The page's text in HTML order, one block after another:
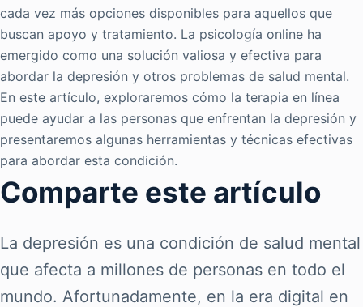
cada vez más opciones disponibles para aquellos que
buscan apoyo y tratamiento. La psicología online ha
emergido como una solución valiosa y efectiva para
abordar la depresión y otros problemas de salud mental.
En este artículo, exploraremos cómo la terapia en línea
puede ayudar a las personas que enfrentan la depresión y
presentaremos algunas herramientas y técnicas efectivas
para abordar esta condición.
Comparte este artículo
La depresión es una condición de salud mental
que afecta a millones de personas en todo el
mundo. Afortunadamente, en la era digital en